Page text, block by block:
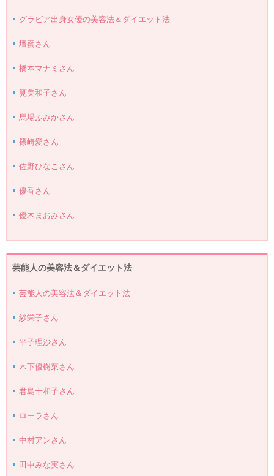
グラビア出身女優の美容法＆ダイエット法
壇蜜さん
橋本マナミさん
筧美和子さん
馬場ふみかさん
篠崎愛さん
佐野ひなこさん
優香さん
優木まおみさん
芸能人の美容法＆ダイエット法
芸能人の美容法＆ダイエット法
紗栄子さん
平子理沙さん
木下優樹菜さん
君島十和子さん
ローラさん
中村アンさん
田中みな実さん